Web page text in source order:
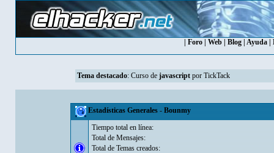
Foro Web Blog Ayuda
Tema destacado: Curso de javascriptpor TickTack
Estadísticas Generales - Bounmy
Tiempo total en línea:
Total de Mensajes:
Total de Temas creados: